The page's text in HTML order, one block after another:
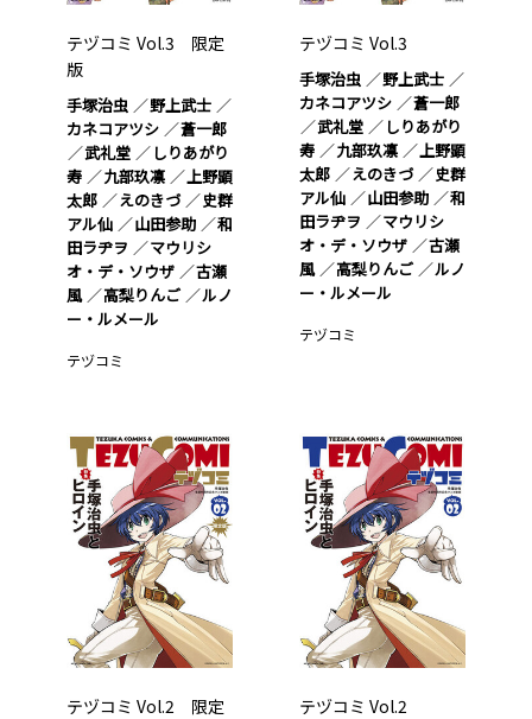
テヅコミ Vol.3 限定
版
手塚治虫
野上武士
カネコアツシ
蒼一郎
武礼堂
しりあがり
寿
九部玖凛
上野顕
太郎
えのきづ
史群
アル仙
山田参助
和
田ラヂヲ
マウリシ
オ・デ・ソウザ
古瀬
風
高梨りんご
ルノ
ー・ルメール
テヅコミ
テヅコミ Vol.3
手塚治虫
野上武士
カネコアツシ
蒼一郎
武礼堂
しりあがり
寿
九部玖凛
上野顕
太郎
えのきづ
史群
アル仙
山田参助
和
田ラヂヲ
マウリシ
オ・デ・ソウザ
古瀬
風
高梨りんご
ルノ
ー・ルメール
テヅコミ
テヅコミ Vol.2 限定
テヅコミ Vol.2